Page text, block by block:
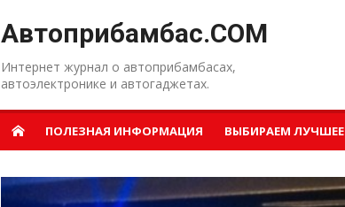
Автоприбамбас.COM
Интернет журнал о автоприбамбасах,
автоэлектронике и автогаджетах.
ПОЛЕЗНАЯ ИНФОРМАЦИЯ ВЫБИРАЕМ ЛУЧШЕЕ